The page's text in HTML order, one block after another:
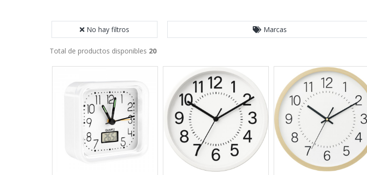
No hay filtros Marcas
Total de productos disponibles 20